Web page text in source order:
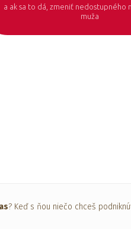
a ak sa to dá, zmeniť nedostupného
muža
? Keď s ňou niečo chceš